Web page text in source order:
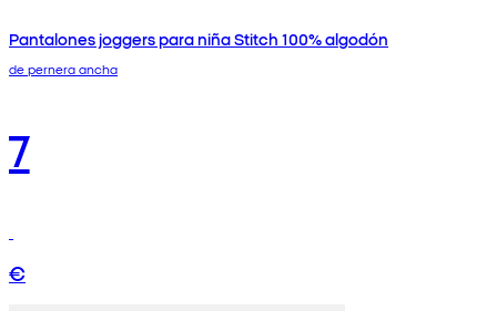
Pantalones joggers para niña Stitch 100% algodón
de pernera ancha
7
€